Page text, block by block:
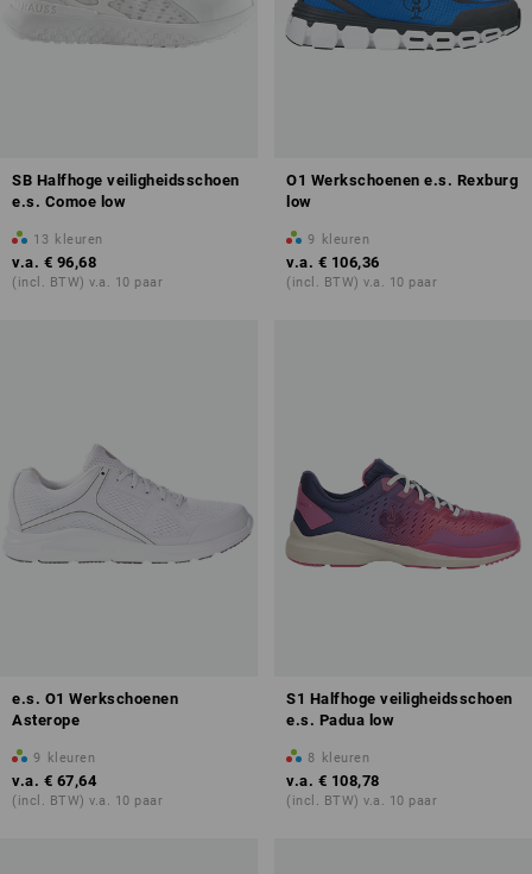
SB Halfhoge veiligheidsschoen
e.s. Comoe low
13 kleuren
v.a. € 96,68
(incl. BTW) v.a. 10 paar
O1 Werkschoenen e.s. Rexburg
low
9 kleuren
v.a. € 106,36
(incl. BTW) v.a. 10 paar
e.s. O1 Werkschoenen
Asterope
9 kleuren
v.a. € 67,64
(incl. BTW) v.a. 10 paar
S1 Halfhoge veiligheidsschoen
e.s. Padua low
8 kleuren
v.a. € 108,78
(incl. BTW) v.a. 10 paar